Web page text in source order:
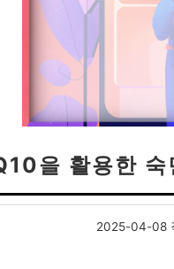
을 활용한
2025-04-08